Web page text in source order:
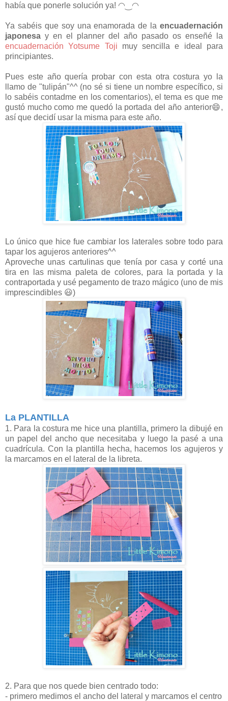
había que ponerle solución ya! ◠‿◠
Ya sabéis que soy una enamorada de la encuadernación
japonesa y en el planner del año pasado os enseñé la
encuadernación Yotsume Toji muy sencilla e ideal para
principiantes.
Pues este año quería probar con esta otra costura yo la
llamo de "tulipán"^^ (no sé si tiene un nombre específico, si
lo sabéis contadme en los comentarios), el tema es que me
gustó mucho como me quedó la portada del año anterior😄,
así que decidí usar la misma para este año.
Lo único que hice fue cambiar los laterales sobre todo para
tapar los agujeros anteriores^^
Aproveche unas cartulinas que tenía por casa y corté una
tira en las misma paleta de colores, para la portada y la
contraportada y usé pegamento de trazo mágico (uno de mis
imprescindibles 😃)
La PLANTILLA
1. Para la costura me hice una plantilla, primero la dibujé en
un papel del ancho que necesitaba y luego la pasé a una
cuadrícula. Con la plantilla hecha, hacemos los agujeros y
la marcamos en el lateral de la libreta.
2. Para que nos quede bien centrado todo:
- primero medimos el ancho del lateral y marcamos el centro